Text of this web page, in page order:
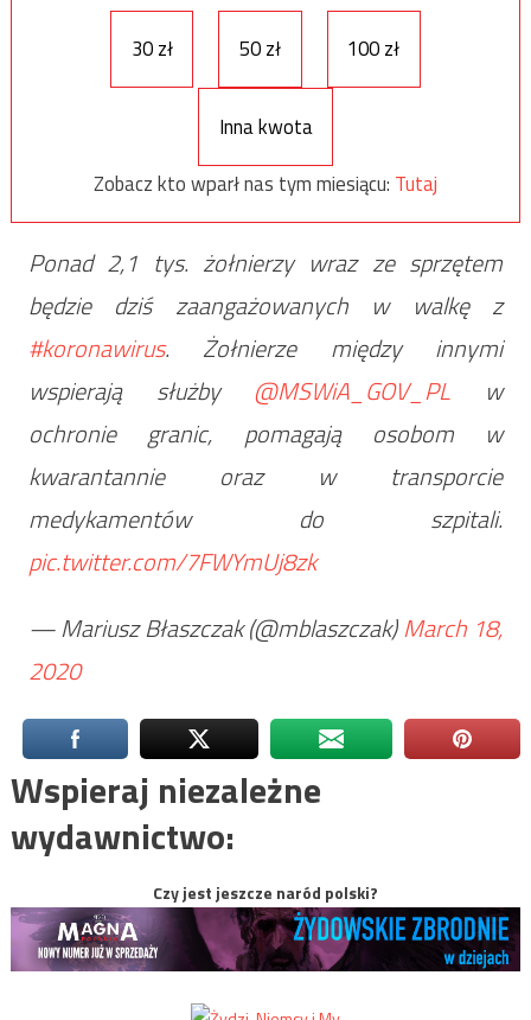
30 zł 50 zł 100 zł
Inna kwota
Zobacz kto wparł nas tym miesiącu: Tutaj
Ponad 2,1 tys. żołnierzy wraz ze sprzętem
będzie dziś zaangażowanych w walkę z
#koronawirus. Żołnierze między innymi
wspierają służby @MSWiA_GOV_PL w
ochronie granic, pomagają osobom w
kwarantannie oraz w transporcie
medykamentów do szpitali.
pic.twitter.com/7FWYmUj8zk
— Mariusz Błaszczak (@mblaszczak)March 18,
2020
Wspieraj niezależne
wydawnictwo:
Czy jest jeszcze naród polski?